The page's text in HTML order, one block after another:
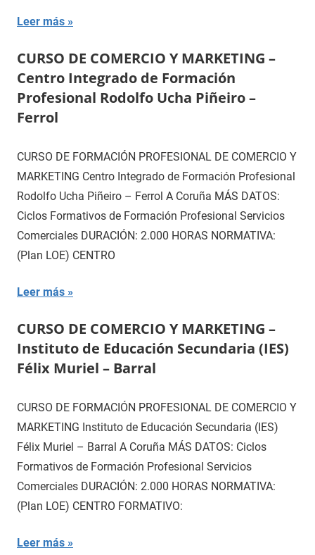
Leer más
CURSO DE COMERCIO Y MARKETING –
Centro Integrado de Formación
Profesional Rodolfo Ucha Piñeiro –
Ferrol
CURSO DE FORMACIÓN PROFESIONAL DE COMERCIO Y
MARKETING Centro Integrado de Formación Profesional
Rodolfo Ucha Piñeiro – Ferrol A Coruña MÁS DATOS:
Ciclos Formativos de Formación Profesional Servicios
Comerciales DURACIÓN: 2.000 HORAS NORMATIVA:
(Plan LOE) CENTRO
Leer más
CURSO DE COMERCIO Y MARKETING –
Instituto de Educación Secundaria (IES)
Félix Muriel – Barral
CURSO DE FORMACIÓN PROFESIONAL DE COMERCIO Y
MARKETING Instituto de Educación Secundaria (IES)
Félix Muriel – Barral A Coruña MÁS DATOS: Ciclos
Formativos de Formación Profesional Servicios
Comerciales DURACIÓN: 2.000 HORAS NORMATIVA:
(Plan LOE) CENTRO FORMATIVO:
Leer más